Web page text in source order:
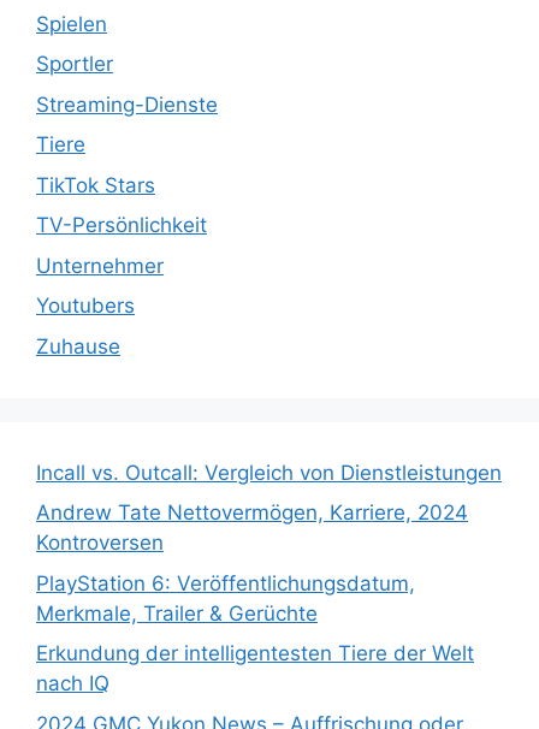
Spielen
Sportler
Streaming-Dienste
Tiere
TikTok Stars
TV-Persönlichkeit
Unternehmer
Youtubers
Zuhause
Incall vs. Outcall: Vergleich von Dienstleistungen
Andrew Tate Nettovermögen, Karriere, 2024
Kontroversen
PlayStation 6: Veröffentlichungsdatum,
Merkmale, Trailer & Gerüchte
Erkundung der intelligentesten Tiere der Welt
nach IQ
2024 GMC Yukon News – Auffrischung oder